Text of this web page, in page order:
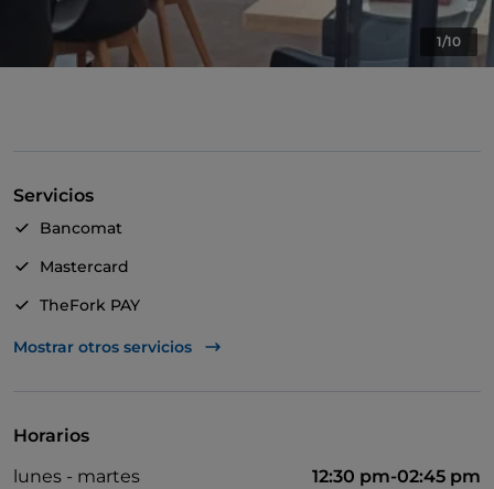
1/10
Servicios
Bancomat
Mastercard
TheFork PAY
UnionPay via TheFork PAY
Mostrar otros servicios
Horarios
lunes - martes
12:30 pm-02:45 pm